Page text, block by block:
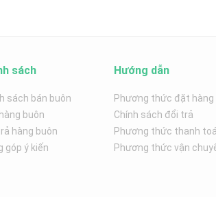
sách
sách bán buôn
buôn
hàng buôn
góp ý kiến
Hướng dẫn
Phương thức đặt hàng
Chính sách đổi trả
Phương thức thanh
Phương thức vận